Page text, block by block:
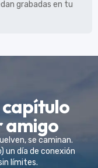
grabadas en tu
capítulo
amigo
se caminan.
un día de conexión
límites.